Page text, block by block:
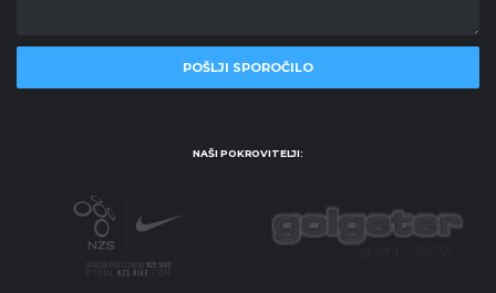
NAŠI POKROVITELJI: